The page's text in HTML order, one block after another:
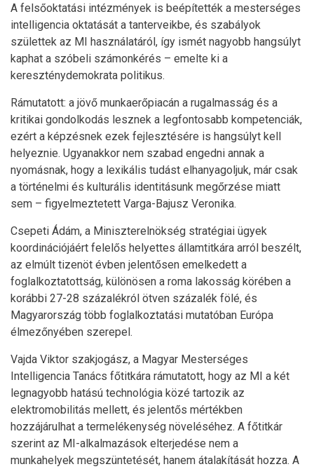
A felsőoktatási intézmények is beépítették a mesterséges
intelligencia oktatását a tanterveikbe, és szabályok
születtek az MI használatáról, így ismét nagyobb hangsúlyt
kaphat a szóbeli számonkérés – emelte ki a
kereszténydemokrata politikus.
Rámutatott: a jövő munkaerőpiacán a rugalmasság és a
kritikai gondolkodás lesznek a legfontosabb kompetenciák,
ezért a képzésnek ezek fejlesztésére is hangsúlyt kell
helyeznie. Ugyanakkor nem szabad engedni annak a
nyomásnak, hogy a lexikális tudást elhanyagoljuk, már csak
a történelmi és kulturális identitásunk megőrzése miatt
sem – figyelmeztetett Varga-Bajusz Veronika.
Csepeti Ádám, a Miniszterelnökség stratégiai ügyek
koordinációjáért felelős helyettes államtitkára arról beszélt,
az elmúlt tizenöt évben jelentősen emelkedett a
foglalkoztatottság, különösen a roma lakosság körében a
korábbi 27-28 százalékról ötven százalék fölé, és
Magyarország több foglalkoztatási mutatóban Európa
élmezőnyében szerepel.
Vajda Viktor szakjogász, a Magyar Mesterséges
Intelligencia Tanács főtitkára rámutatott, hogy az MI a két
legnagyobb hatású technológia közé tartozik az
elektromobilitás mellett, és jelentős mértékben
hozzájárulhat a termelékenység növeléséhez. A főtitkár
szerint az MI-alkalmazások elterjedése nem a
munkahelyek megszüntetését, hanem átalakítását hozza. A